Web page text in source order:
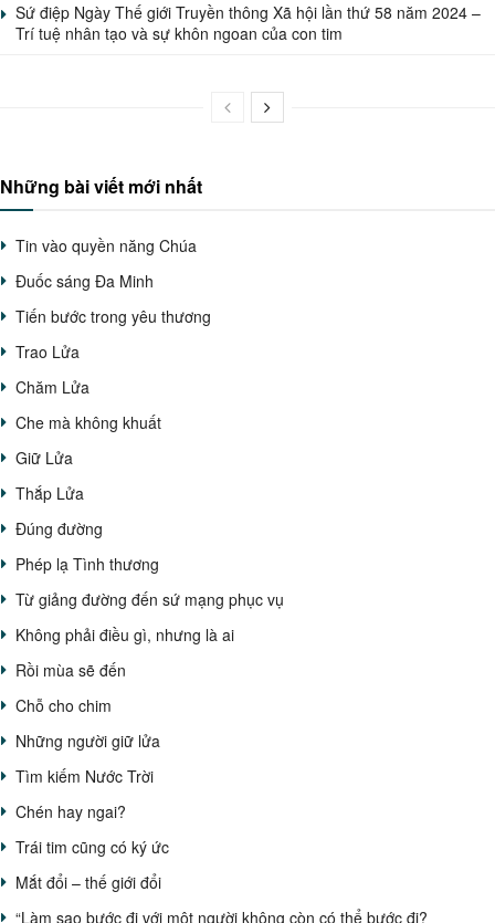
Sứ điệp Ngày Thế giới Truyền thông Xã hội lần thứ 58 năm 2024 –
Trí tuệ nhân tạo và sự khôn ngoan của con tim
Những bài viết mới nhất
Tin vào quyền năng Chúa
Đuốc sáng Đa Minh
Tiến bước trong yêu thương
Trao Lửa
Chăm Lửa
Che mà không khuất
Giữ Lửa
Thắp Lửa
Đúng đường
Phép lạ Tình thương
Từ giảng đường đến sứ mạng phục vụ
Không phải điều gì, nhưng là ai
Rồi mùa sẽ đến
Chỗ cho chim
Những người giữ lửa
Tìm kiếm Nước Trời
Chén hay ngai?
Trái tim cũng có ký ức
Mắt đổi – thế giới đổi
“Làm sao bước đi với một người không còn có thể bước đi?